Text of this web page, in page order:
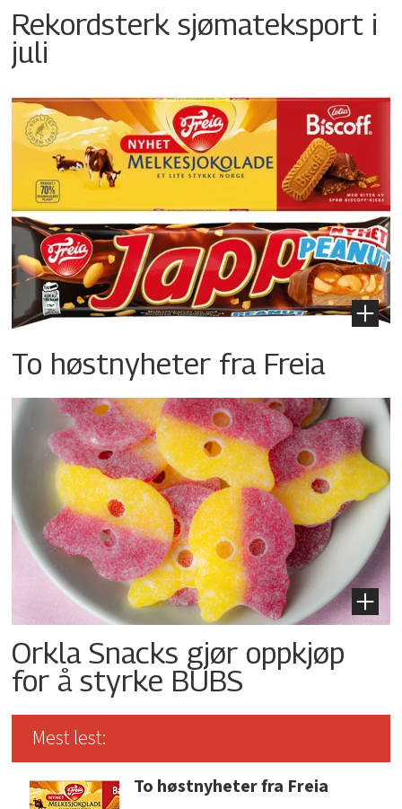
Rekordsterk sjømateksport i
juli
To høstnyheter fra Freia
Orkla Snacks gjør oppkjøp
for å styrke BUBS
Mest lest:
To høstnyheter fra Freia